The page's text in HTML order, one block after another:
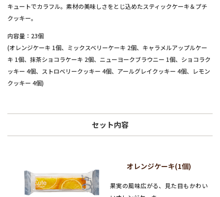
キュートでカラフル。素材の美味しさをとじ込めたスティックケーキ＆プチ
クッキー。
内容量：23個
(オレンジケーキ 1個、ミックスベリーケーキ 2個、キャラメルアップルケー
キ 1個、抹茶ショコラケーキ 2個、ニューヨークブラウニー 1個、ショコラク
ッキー 4個、ストロベリークッキー 4個、アールグレイクッキー 4個、レモン
クッキー 4個)
セット内容
オレンジケーキ(1個)
果実の風味広がる、見た目もかわい